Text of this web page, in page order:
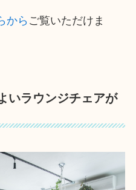
から ご覧いただけま
いラウンジチェアが